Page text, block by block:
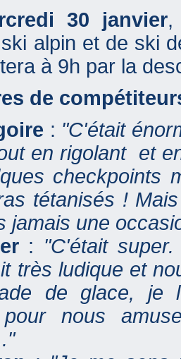
30 janvier,
alpin et de ski
à 9h par la
de
: "C'était
en rigolant et
checkpoints
tétanisés !
jamais une
: "C'était
très ludique et
de glace, je
nous